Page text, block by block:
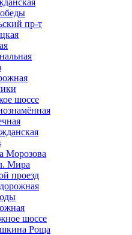
пр-т
шоссе
Морозова
Мира
проезд
шоссе
Роща